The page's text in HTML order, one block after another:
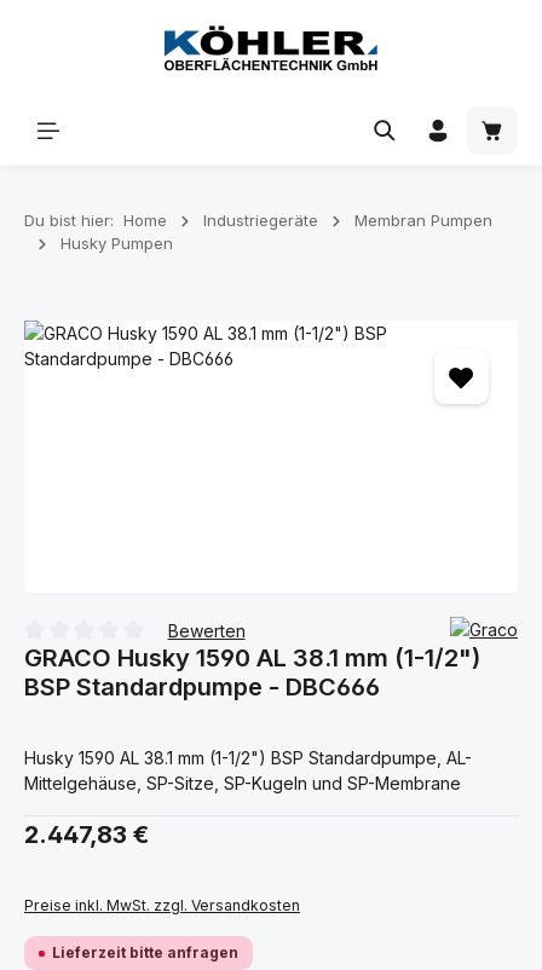
Zum Hauptinhalt springen
Du bist hier: Home Industriegeräte
Membran Pumpen
Husky Pumpen
Bildergalerie überspringen
Durchschnittliche Bewertung von 0 von 5 Sternen
Bewerten
GRACO Husky 1590 AL 38.1 mm (1-1/2")
BSP Standardpumpe - DBC666
Husky 1590 AL 38.1 mm (1-1/2") BSP Standardpumpe, AL-
Mittelgehäuse, SP-Sitze, SP-Kugeln und SP-Membrane
Regulärer Preis:
2.447,83 €
Preise inkl. MwSt. zzgl. Versandkosten
Lieferzeit bitte anfragen